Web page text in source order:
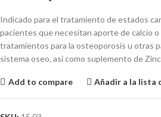
Indicado para el tratamiento de estados
pacientes que necesitan aporte de calcio
tratamientos para la osteoporosis u otras
sistema oseo, así como suplemento de
Add to compare Añadir a la lista